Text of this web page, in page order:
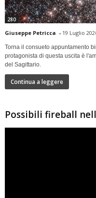
280
Giuseppe Petricca - 19 Luglio
Torna il consueto appuntamento
protagonista di questa uscita è
del Sagittario.
Continua a leggere
Possibili fireball